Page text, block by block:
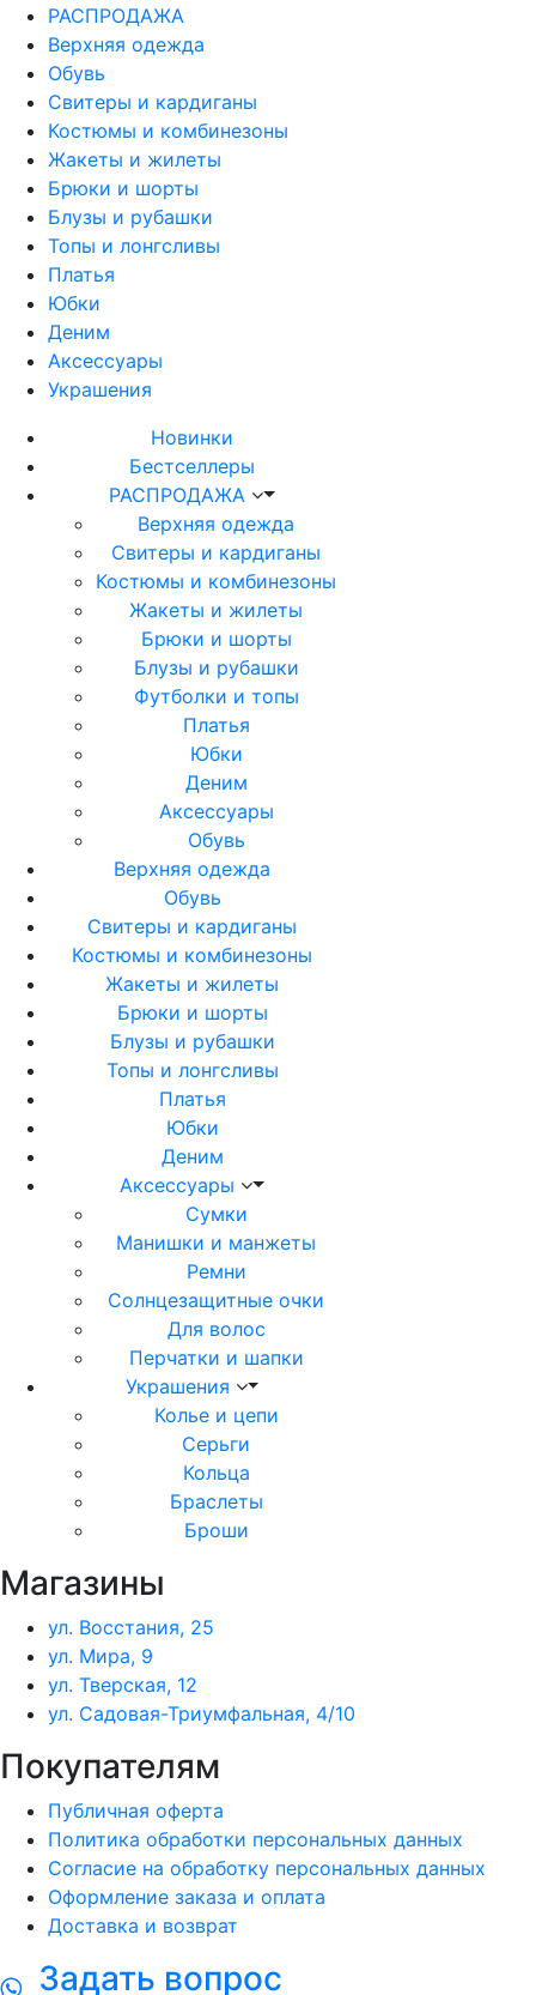
РАСПРОДАЖА
Верхняя одежда
Обувь
Свитеры и кардиганы
Костюмы и комбинезоны
Жакеты и жилеты
Брюки и шорты
Блузы и рубашки
Топы и лонгсливы
Платья
Юбки
Деним
Аксессуары
Украшения
Новинки
Бестселлеры
РАСПРОДАЖА
Верхняя одежда
Свитеры и кардиганы
Костюмы и комбинезоны
Жакеты и жилеты
Брюки и шорты
Блузы и рубашки
Футболки и топы
Платья
Юбки
Деним
Аксессуары
Обувь
Верхняя одежда
Обувь
Свитеры и кардиганы
Костюмы и комбинезоны
Жакеты и жилеты
Брюки и шорты
Блузы и рубашки
Топы и лонгсливы
Платья
Юбки
Деним
Аксессуары
Сумки
Манишки и манжеты
Ремни
Солнцезащитные очки
Для волос
Перчатки и шапки
Украшения
Колье и цепи
Серьги
Кольца
Браслеты
Броши
Магазины
ул. Восстания, 25
ул. Мира, 9
ул. Тверская, 12
ул. Садовая-Триумфальная, 4/10
Покупателям
Публичная оферта
Политика обработки персональных данных
Согласие на обработку персональных данных
Оформление заказа и оплата
Доставка и возврат
Задать вопрос